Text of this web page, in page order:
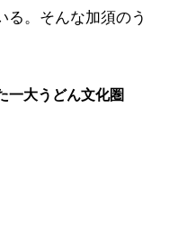
る。そんな加須のう
一大うどん文化圏